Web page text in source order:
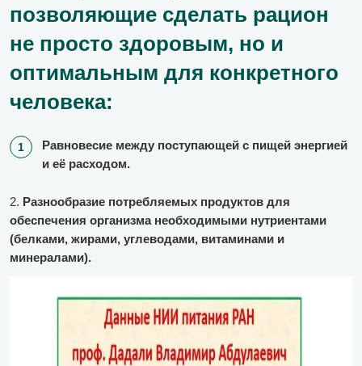
позволяющие сделать рацион
не просто здоровым, но и
оптимальным для конкретного
человека:
Равновесие между поступающей с пищей энергией
и её расходом.
2. Разнообразие потребляемых продуктов для
обеспечения организма необходимыми нутриентами
(белками, жирами, углеводами, витаминами и
минералами).